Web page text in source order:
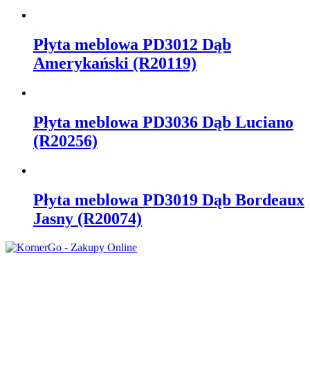
Płyta meblowa PD3012 Dąb
Amerykański (R20119)
Płyta meblowa PD3036 Dąb Luciano
(R20256)
Płyta meblowa PD3019 Dąb Bordeaux
Jasny (R20074)